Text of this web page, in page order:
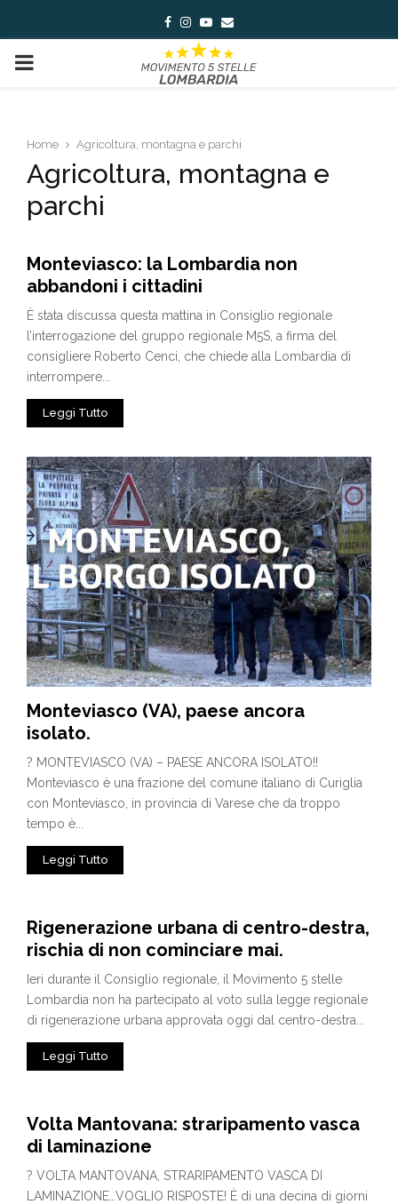
Facebook
Instagram
Youtube
Email
PRIMARY
Home Agricoltura, montagna e parchi
Agricoltura, montagna e
parchi
Monteviasco: la Lombardia non
abbandoni i cittadini
È stata discussa questa mattina in Consiglio regionale
l’interrogazione del gruppo regionale M5S, a firma del
consigliere Roberto Cenci, che chiede alla Lombardia di
interrompere...
Leggi Tutto
Monteviasco (VA), paese ancora
isolato.
? MONTEVIASCO (VA) – PAESE ANCORA ISOLATO!!
Monteviasco è una frazione del comune italiano di Curiglia
con Monteviasco, in provincia di Varese che da troppo
tempo è...
Leggi Tutto
Rigenerazione urbana di centro-destra,
rischia di non cominciare mai.
Ieri durante il Consiglio regionale, il Movimento 5 stelle
Lombardia non ha partecipato al voto sulla legge regionale
di rigenerazione urbana approvata oggi dal centro-destra...
Leggi Tutto
Volta Mantovana: straripamento vasca
di laminazione
? VOLTA MANTOVANA, STRARIPAMENTO VASCA DI
LAMINAZIONE…VOGLIO RISPOSTE! È di una decina di giorni